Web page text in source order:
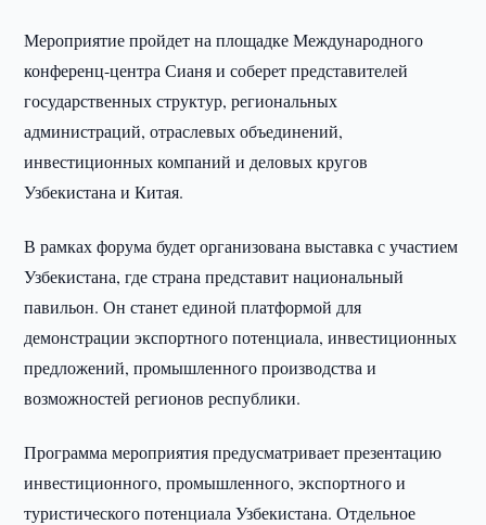
Мероприятие пройдет на площадке Международного
конференц-центра Сианя и соберет представителей
государственных структур, региональных
администраций, отраслевых объединений,
инвестиционных компаний и деловых кругов
Узбекистана и Китая.
В рамках форума будет организована выставка с участием
Узбекистана, где страна представит национальный
павильон. Он станет единой платформой для
демонстрации экспортного потенциала, инвестиционных
предложений, промышленного производства и
возможностей регионов республики.
Программа мероприятия предусматривает презентацию
инвестиционного, промышленного, экспортного и
туристического потенциала Узбекистана. Отдельное